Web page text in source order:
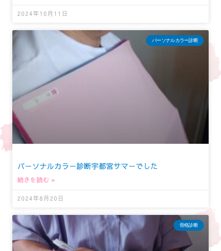
2024年10月11日
パーソナルカラー診断
パーソナルカラー診断宇都宮サマーでした
続きを読む »
2024年8月20日
骨格診断